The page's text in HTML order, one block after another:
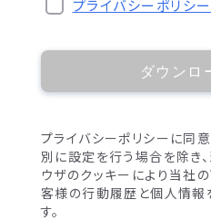
プライバシーポリシー
ダウンロ
プライバシーポリシーに同
別に設定を行う場合を除き
ウザのクッキーにより当社
客様の行動履歴と個人情報
す。